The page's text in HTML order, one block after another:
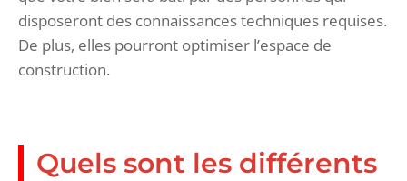
disposeront des connaissances techniques requises.
De plus, elles pourront optimiser l’espace de
construction.
Quels sont les différents